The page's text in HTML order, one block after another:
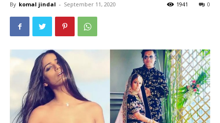
By komal jindal - September 11, 2020 0
1941